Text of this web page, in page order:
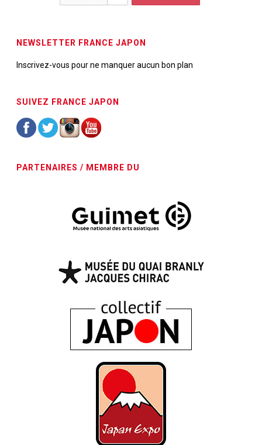
NEWSLETTER FRANCE JAPON
Inscrivez-vous pour ne manquer aucun bon plan
SUIVEZ FRANCE JAPON
PARTENAIRES / MEMBRE DU